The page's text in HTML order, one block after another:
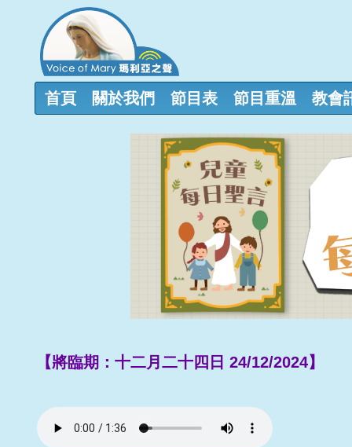
首頁 關於我們 節目表 節目重溫 教會
【將臨期：十二月二十四日 24/12/2024】